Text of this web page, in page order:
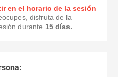
en el horario de la sesión
disfruta de la
durante 15 días.